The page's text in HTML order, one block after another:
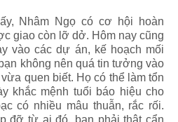
Nhâm Ngọ có cơ hội hoàn
giao còn lỡ dở. Hôm nay cũng
vào các dự án, kế hoạch mối
không nên quá tin tưởng vào
quen biết. Họ có thể làm tổn
khắc mệnh tuổi báo hiệu cho
có nhiều mâu thuẫn, rắc rối.
đỡ từ ai đó, bạn phải thật cẩn